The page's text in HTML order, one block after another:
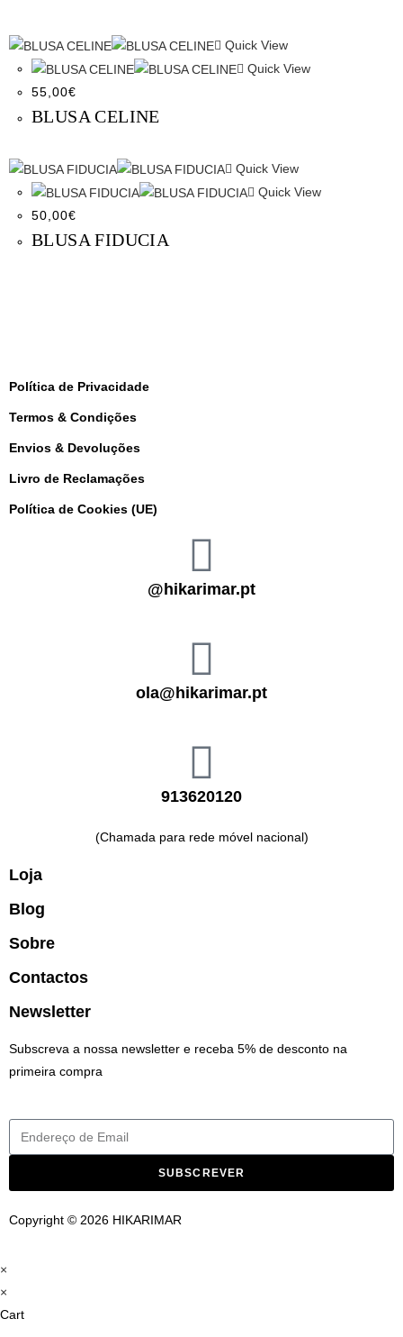
Quick View
Quick View
55,00€
BLUSA CELINE
Quick View
Quick View
50,00€
BLUSA FIDUCIA
Política de Privacidade
Termos & Condições
Envios & Devoluções
Livro de Reclamações
Política de Cookies (UE)
@hikarimar.pt
ola@hikarimar.pt
913620120
(Chamada para rede móvel nacional)
Loja
Blog
Sobre
Contactos
Newsletter
Subscreva a nossa newsletter e receba 5% de desconto na
primeira compra
SUBSCREVER
Copyright © 2026 HIKARIMAR
×
×
Cart